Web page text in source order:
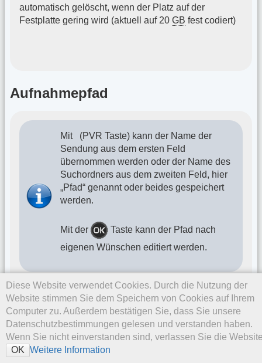
automatisch gelöscht, wenn der Platz auf der
Festplatte gering wird (aktuell auf 20 GB fest codiert)
Aufnahmepfad
Mit
(PVR Taste) kann der Name der
Sendung aus dem ersten Feld
übernommen werden oder der Name des
Suchordners aus dem zweiten Feld, hier
„Pfad“ genannt oder beides gespeichert
werden.
Mit der
Taste kann der Pfad nach
eigenen Wünschen editiert werden.
Beispiele:
* Wurde im zweiten Feld der Suchaufträge „Ordner“
für die Suche Das Wort zum Sonntag
, ein Ordner
angelegt mit der Bezeichnung
Religion
bei der Auswahl „Name“ der Aufnahme-Ordner wie
Diese Website verwendet Cookies. Durch die Nutzung der
Website stimmen Sie dem Speichern von Cookies auf Ihrem
Computer zu. Außerdem bestätigen Sie, dass Sie unsere
Datenschutzbestimmungen gelesen und verstanden haben.
Wenn Sie nicht einverstanden sind, verlassen Sie die
OK Weitere Information